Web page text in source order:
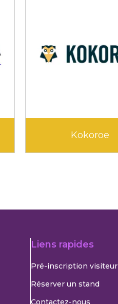
Kokoroe
Liens rapides
Pré-inscription visiteur
Réserver un stand
Contactez-nous